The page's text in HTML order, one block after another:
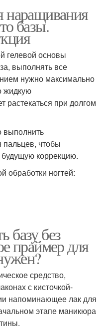
наращивания
базы.
гелевой основы
выполнять все
нужно максимально
жидкую
растекаться при долгом
чтобы
будущую коррекцию.
обработки ногтей:
базу без
праймер для
средство,
с кисточкой-
напоминающее лак для
этапе маникюра